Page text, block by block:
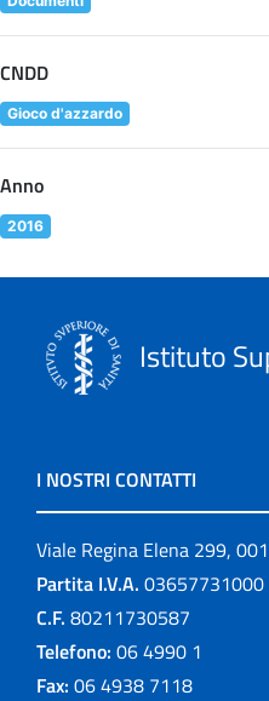
CNDD
Gioco d'azzardo
Anno
2016
Istituto
I NOSTRI CONTATTI
Viale Regina Elena 299,
Partita I.V.A. 03657731000
C.F. 80211730587
Telefono: 06 4990 1
Fax: 06 4938 7118